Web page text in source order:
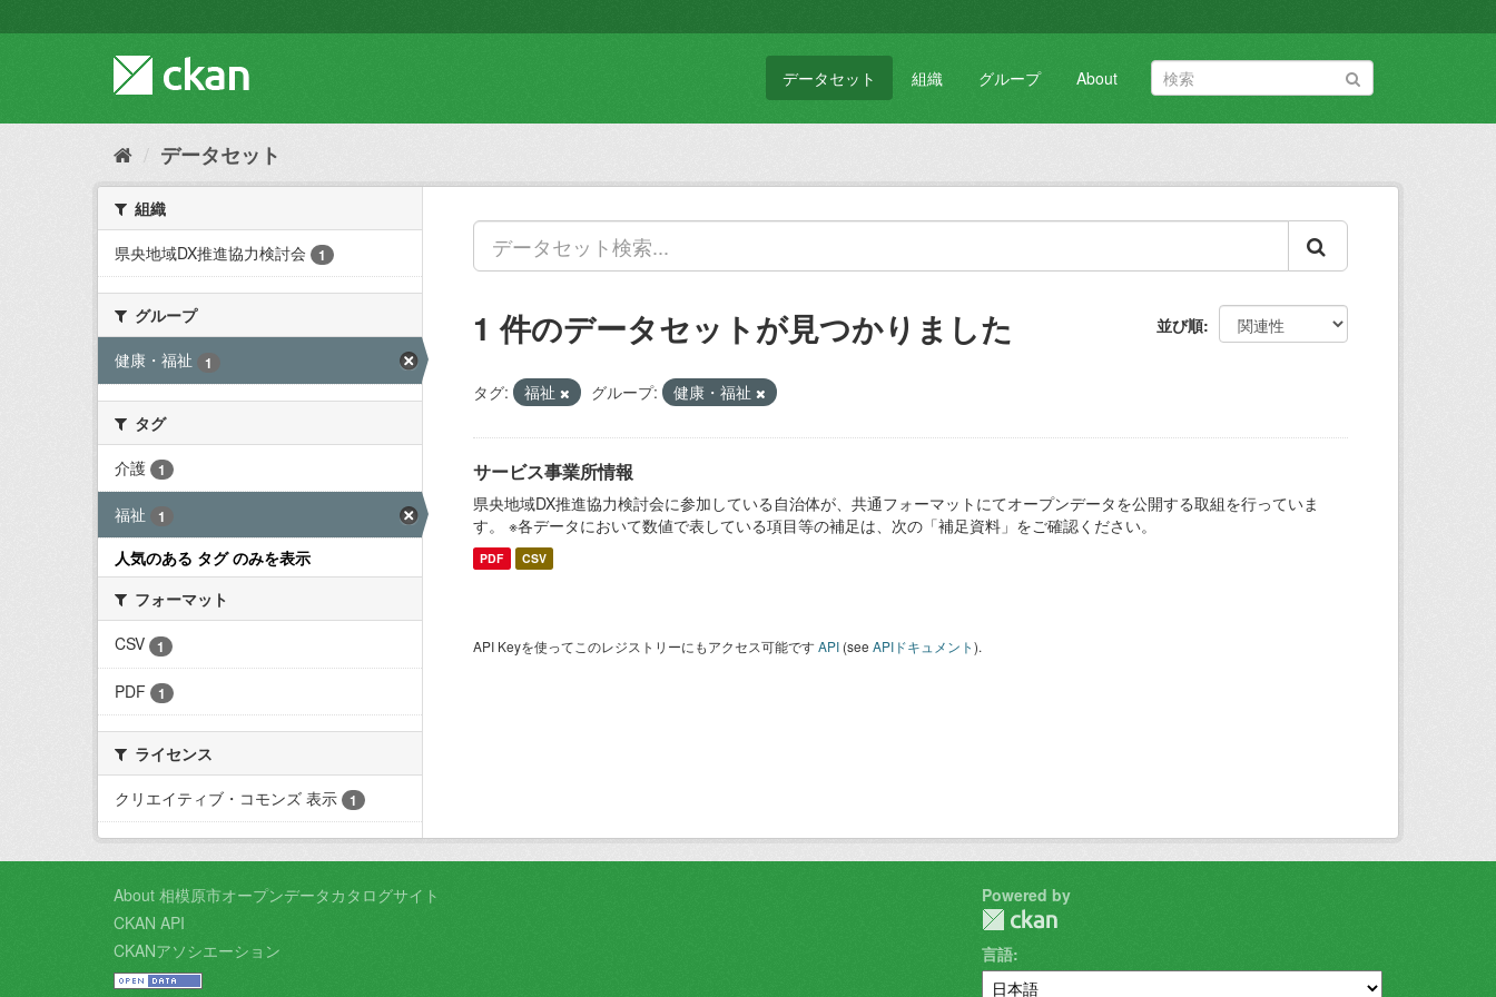
キ
て
データセット 組織 グループ About
データセット
組織
県央地域DX推進協力検討会
1
グループ
健康・福祉
1
タグ
介護
1
福祉 1
人気のある タグ のみを表示
フォーマット
CSV
1
PDF 1
ライセンス
クリエイティブ・コモンズ 表示
1
並び順
1 件のデータセットが見つかりました
タグ: 福祉 グループ: 健康・福祉
サービス事業所情報
県央地域DX推進協力検討会に参加している自治体が、共通フォーマットにてオープンデータを公開する取組を行っていま
す。 ※各データにおいて数値で表している項目等の補足は、次の「補足資料」をご確認ください。
PDF CSV
API Keyを使ってこのレジストリーにもアクセス可能ですAPI (see APIドキュメント).
About 相模原市オープンデータカタログサイト
CKAN API
CKANアソシエーション
Powered by
言語